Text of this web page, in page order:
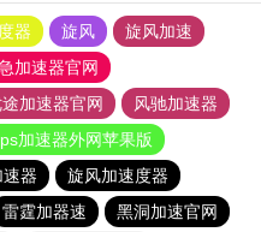
器 旋风
旋风加速
加速器官网
加速器官网
风驰加速器
加速器外网苹果版
速器
旋风加速度器
雷霆加器速
黑洞加速官网